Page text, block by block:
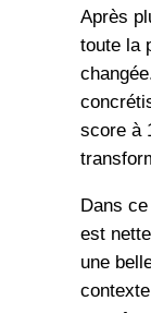
Après
toute la
score à
Dans
est
une